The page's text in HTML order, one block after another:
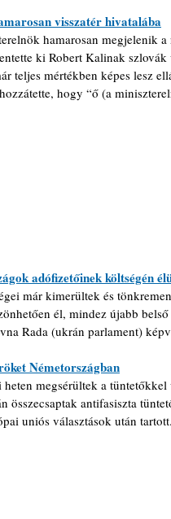
visszatér hivatalába
hamarosan megjelenik
ki Robert Kalinak
teljes mértékben képes lesz
hogy “ő (a
adófizetőinek költségén
már kimerültek és
él, mindez újabb
Rada (ukrán parlament)
Németországban
megsérültek a
összecsaptak antifasiszta
uniós választások után tartott.